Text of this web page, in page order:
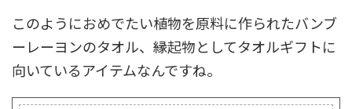
このようにおめでたい植物を原料に作られたバンブ
ーレーヨンのタオル、縁起物としてタオルギフトに
向いているアイテムなんですね。